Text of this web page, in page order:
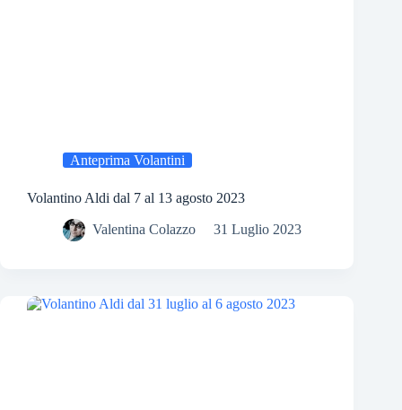
Anteprima Volantini
Volantino Aldi dal 7 al 13 agosto 2023
Valentina Colazzo 31 Luglio 2023